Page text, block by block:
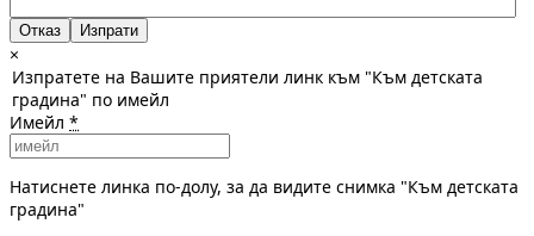
Отказ
×
Изпратете на Вашите приятели линк към "Към детската
градина" по имейл
Имейл *
Натиснете линка по-долу, за да видите снимка "Към детската
градина"